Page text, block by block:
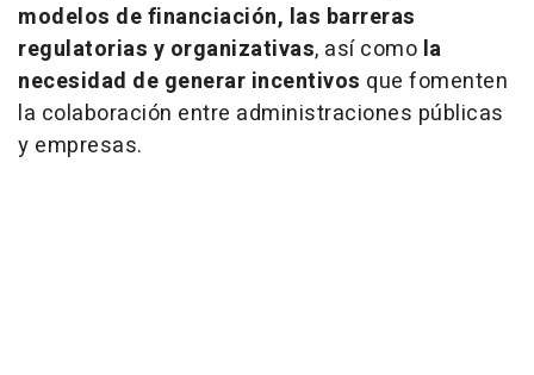
modelos de financiación, las barreras
regulatorias y organizativas, así como la
necesidad de generar incentivos que fomenten
la colaboración entre administraciones públicas
y empresas.